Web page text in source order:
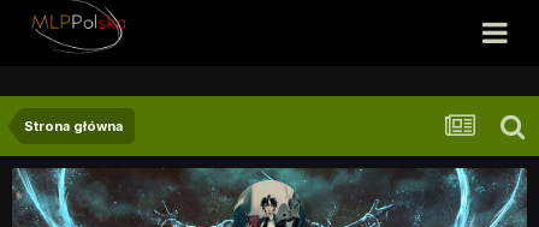
Strona główna